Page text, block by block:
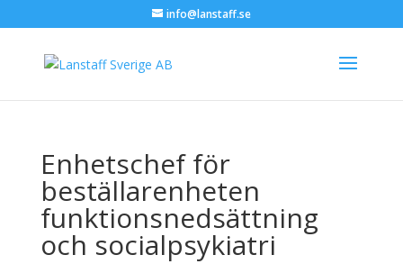
info@lanstaff.se
Enhetschef för
beställarenheten
funktionsnedsättning
och socialpsykiatri